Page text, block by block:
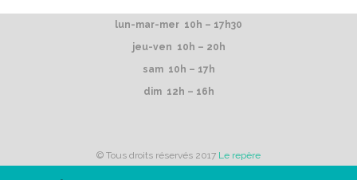
lun-mar-mer 10h – 17h30
jeu-ven 10h – 20h
sam 10h – 17h
dim 12h – 16h
© Tous droits réservés 2017 Le repère